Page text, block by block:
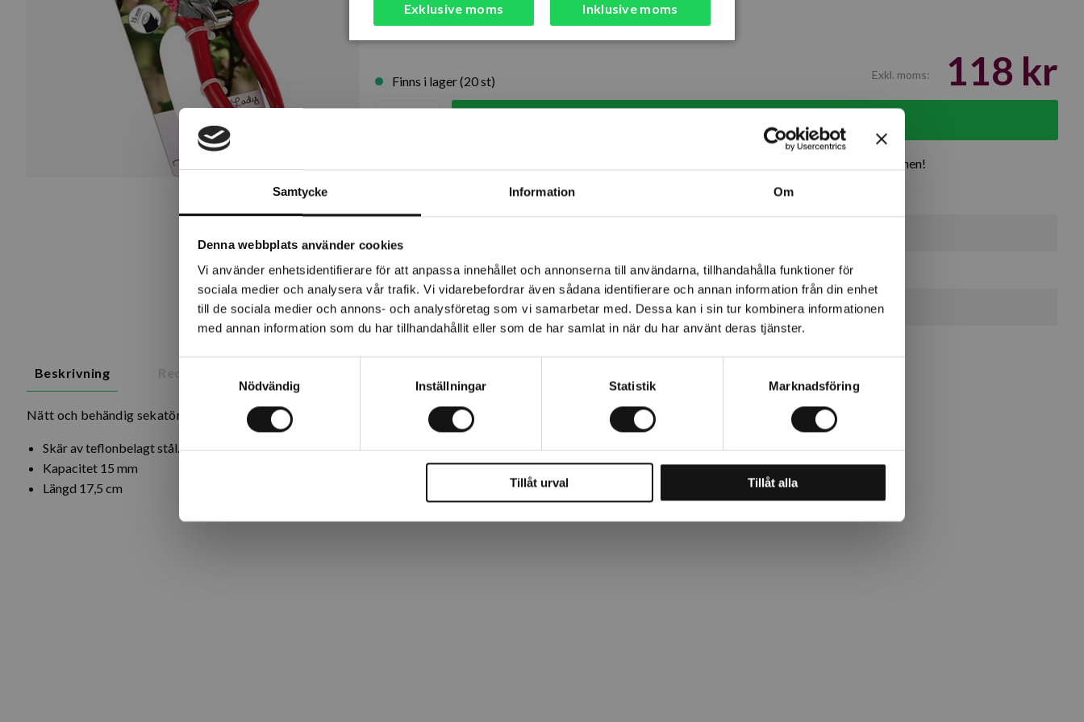
Samtycke Information Om
Denna webbplats använder cookies
Vi använder enhetsidentifierare för att anpassa innehållet och annonserna till användarna, tillhandahålla funktioner för
sociala medier och analysera vår trafik. Vi vidarebefordrar även sådana identifierare och annan information från din enhet
till de sociala medier och annons- och analysföretag som vi samarbetar med. Dessa kan i sin tur kombinera informationen
med annan information som du har tillhandahållit eller som de har samlat in när du har använt deras tjänster.
Nödvändig
Inställningar Statistik Marknadsföring
Tillåt urval Tillåt alla
Artikelnr: N5395
Finns i lager (20 st) Exkl. moms: 118 kr
Över 30 år i branschen!
Rotebro 5 st
Uppsala 5 st
Beskrivning
Nätt och behändig sekatör för t ex krukväxter och buskar. Utmärkt modell för lite mindre händer.
Skär av teflonbelagt stål.
Kapacitet 15 mm
Längd 17,5 cm
Exklusive moms Inklusive moms